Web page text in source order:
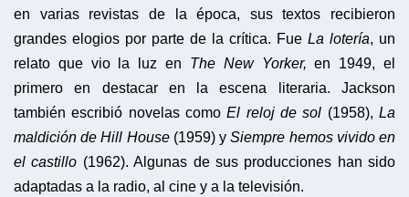
en varias revistas de la época, sus textos recibieron
grandes elogios por parte de la crítica. Fue La lotería, un
relato que vio la luz en The New Yorker, en 1949, el
primero en destacar en la escena literaria. Jackson
también escribió novelas comoEl reloj de sol (1958),La
maldición de Hill House (1959) ySiempre hemos vivido en
el castillo (1962). Algunas de sus producciones han sido
adaptadas a la radio, al cine y a la televisión.